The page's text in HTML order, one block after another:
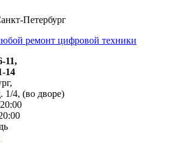
Петербург
11,
14
1/4, (во дворе)